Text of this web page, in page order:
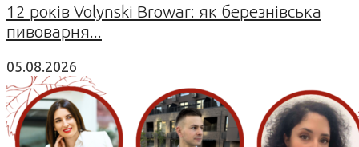
12 років Volynski Browar: як березнівська
пивоварня...
05.08.2026